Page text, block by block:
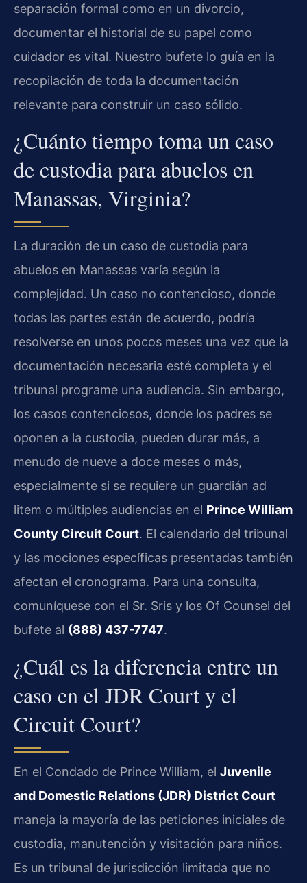
separación formal como en un divorcio,
documentar el historial de su papel como
cuidador es vital. Nuestro bufete lo guía en la
recopilación de toda la documentación
relevante para construir un caso sólido.
¿Cuánto tiempo toma un caso
de custodia para abuelos en
Manassas, Virginia?
La duración de un caso de custodia para
abuelos en Manassas varía según la
complejidad. Un caso no contencioso, donde
todas las partes están de acuerdo, podría
resolverse en unos pocos meses una vez que la
documentación necesaria esté completa y el
tribunal programe una audiencia. Sin embargo,
los casos contenciosos, donde los padres se
oponen a la custodia, pueden durar más, a
menudo de nueve a doce meses o más,
especialmente si se requiere un guardián ad
litem o múltiples audiencias en el Prince William
County Circuit Court. El calendario del tribunal
y las mociones específicas presentadas también
afectan el cronograma. Para una consulta,
comuníquese con el Sr. Sris y los Of Counsel del
bufete al (888) 437-7747.
¿Cuál es la diferencia entre un
caso en el JDR Court y el
Circuit Court?
En el Condado de Prince William, el Juvenile
and Domestic Relations (JDR) District Court
maneja la mayoría de las peticiones iniciales de
custodia, manutención y visitación para niños.
Es un tribunal de jurisdicción limitada que no